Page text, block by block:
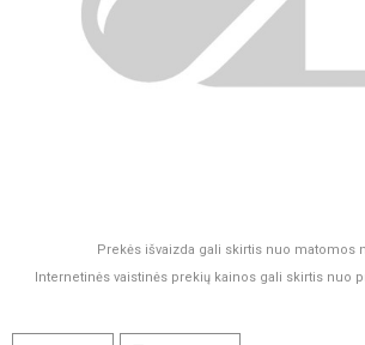
Prekės išvaizda gali skirtis nuo matomos
Internetinės vaistinės prekių kainos gali skirtis nuo